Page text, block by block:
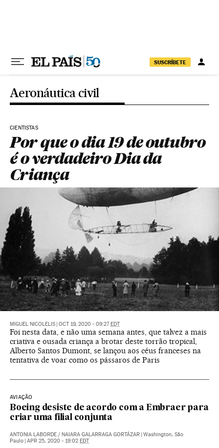
SUSCRÍBETE
Aeronáutica civil
CIENTISTAS
Por que o dia 19 de outubro
é o verdadeiro Dia da
Criança
MIGUEL NICOLELIS OCT 19, 2020 - 09:27 EDT
Foi nesta data, e não uma semana antes, que talvez a mais
criativa e ousada criança a brotar deste torrão tropical,
Alberto Santos Dumont, se lançou aos céus franceses na
tentativa de voar como os pássaros de Paris
AVIAÇÃO
Boeing desiste de acordo com a Embraer para
criar uma filial conjunta
ANTONIA LABORDE / NAIARA GALARRAGA GORTÁZAR Washington, São
Paulo APR 25, 2020 - 19:02 EDT